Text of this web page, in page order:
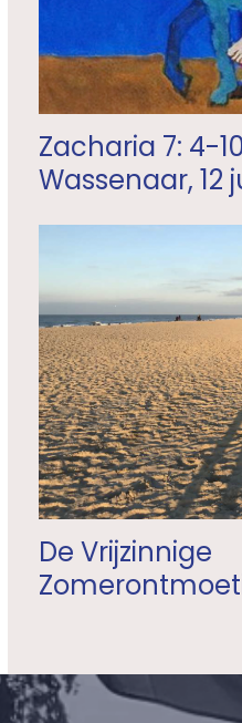
Zacharia 7: 4-
Wassenaar, 12
De Vrijzinnige